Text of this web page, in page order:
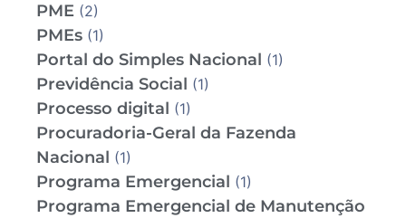
PME (2)
PMEs (1)
Portal do Simples Nacional (1)
Previdência Social (1)
Processo digital (1)
Procuradoria-Geral da Fazenda
Nacional (1)
Programa Emergencial (1)
Programa Emergencial de Manutenção